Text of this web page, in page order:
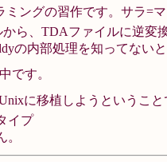
ミングの習作です。サラ=
から、TDAファイルに逆
の内部処理を知ってない
です。
に移植しようというこ
イプ